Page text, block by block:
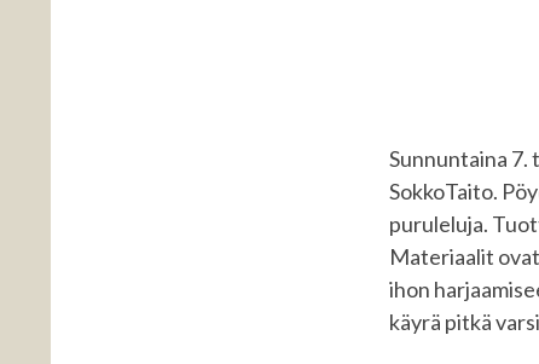
Sunnuntaina 7.
SokkoTaito.
puruleluja.
Materiaalit
ihon
käyrä pitkä